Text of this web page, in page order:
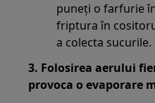
puneți o farfurie
friptura în
a colecta sucurile.
3. Folosirea aerului
provoca o evaporare